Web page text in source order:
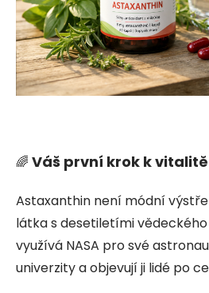
🌈 Váš první krok k vitalitě
Astaxanthin není módní
látka s desetiletími
využívá NASA pro své
univerzity a objevují ji lidé po